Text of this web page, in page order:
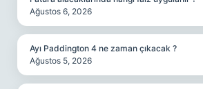
Ağustos 6, 2026
Ayı Paddington 4 ne zaman çıkacak ?
Ağustos 5, 2026